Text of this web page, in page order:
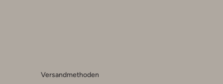
Versandmethoden